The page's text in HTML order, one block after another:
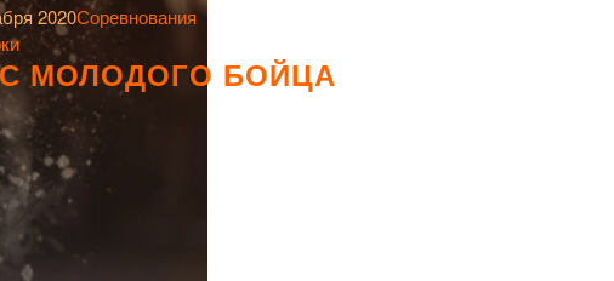
2020Соревнования
МОЛОДОГО БОЙЦА